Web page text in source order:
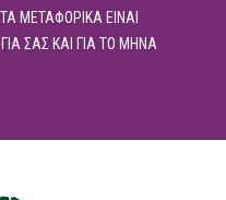
ΤΑ ΜΕΤΑΦΟΡΙΚΑ ΕΙΝΑΙ
ΓΙΑ ΣΑΣ ΚΑΙ ΓΙΑ ΤΟ ΜΗΝΑ